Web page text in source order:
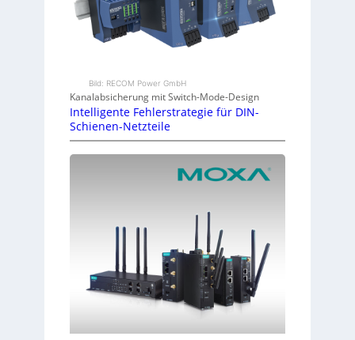
Bild: RECOM Power GmbH
Kanalabsicherung mit Switch-Mode-Design
Intelligente Fehlerstrategie für DIN-
Schienen-Netzteile